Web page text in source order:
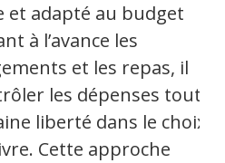
et adapté au budget
à l’avance les
et les repas, il
les dépenses tout
liberté dans le choix
Cette approche